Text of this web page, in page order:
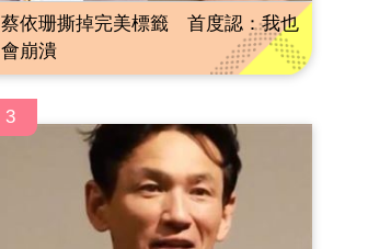
蔡依珊撕掉完美標籤 首度認：我也
會崩潰
3